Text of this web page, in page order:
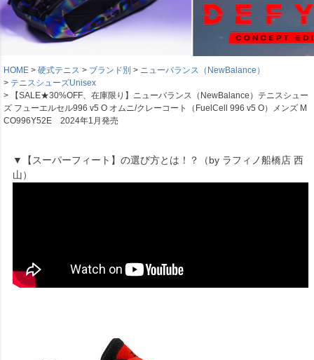
HOME 硬式テニス ブランド別
ニューバランス（NewBalance）
テニスシューズUnisex
【SALE★30%OFF、在庫限り】ニューバランス（NewBalance）テニスシュー
ズ フューエルセル996 v5 O オムニ/クレーコート（FuelCell 996 v5 O）メンズ M
CO996Y52E 2024年1月発売
▼【スーパーフィート】の選び方とは！？（by ラフィノ船橋店 西
山）